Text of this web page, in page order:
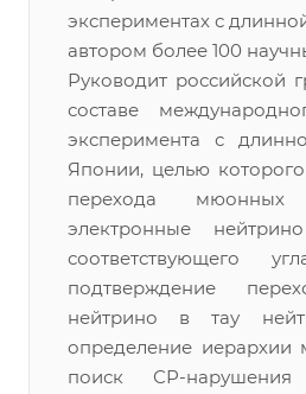
экспериментах с
автором более 100
Руководит российской
составе
эксперимента с
Японии, целью
перехода
электронные
соответствующего
подтверждение
нейтрино в тау
определение иерархии
поиск СР-